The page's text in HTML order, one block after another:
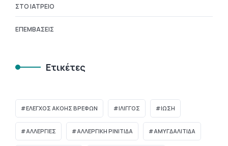
ΣΤΟ ΙΑΤΡΕΊΟ
ΕΠΕΜΒΆΣΕΙΣ
Ετικέτες
ΈΛΕΓΧΟΣ ΑΚΟΉΣ ΒΡΕΦΏΝ ΊΛΙΓΓΟΣ ΊΩΣΗ
ΑΛΛΕΡΓΙΕΣ ΑΛΛΕΡΓΙΚΗ ΡΙΝΙΤΙΔΑ ΑΜΥΓΔΑΛΙΤΙΔΑ